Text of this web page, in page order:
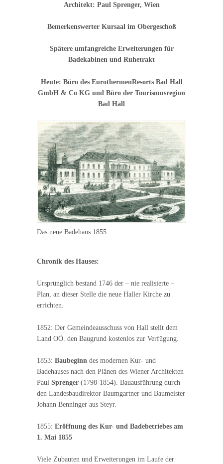
Architekt: Paul Sprenger, Wien
Bemerkenswerter Kursaal im Obergeschoß
Spätere umfangreiche Erweiterungen für
Badekabinen und Ruhetrakt
Heute: Büro des EurothermenResorts Bad Hall
GmbH & Co KG und Büro der Tourismusregion
Bad Hall
Das neue Badehaus 1855
Chronik des Hauses:
Ursprünglich bestand 1746 der – nie realisierte –
Plan, an dieser Stelle die neue Haller Kirche zu
errichten.
1852: Der Gemeindeausschuss von Hall stellt dem
Land OÖ. den Baugrund kostenlos zur Verfügung.
1853: Baubeginn des modernen Kur- und
Badehauses nach den Plänen des Wiener Architekten
Paul Sprenger (1798-1854). Bauausführung durch
den Landesbaudirektor Baumgartner und Baumeister
Johann Benninger aus Steyr.
1855: Eröffnung des Kur- und Badebetriebes am
1. Mai 1855
Viele Zubauten und Erweiterungen im Laufe der